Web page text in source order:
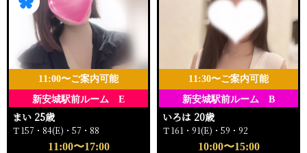
新安城駅前ルーム E
11:00〜ご案内可能
まい 25歳
Ｔ157・84(E)・57・88
11:00〜17:00
新安城駅前ルーム B
11:30〜ご案内可能
いろは 20歳
Ｔ161・91(E)・59・92
10:00〜15:00